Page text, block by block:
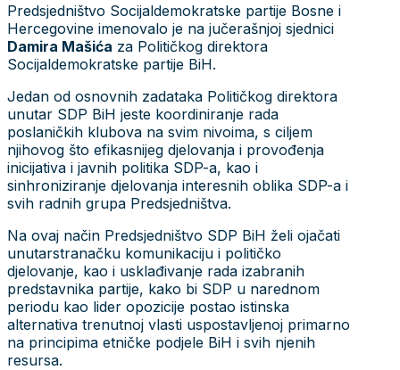
Predsjedništvo Socijaldemokratske partije Bosne i
Hercegovine imenovalo je na jučerašnjoj sjednici
Damira Mašića za Političkog direktora
Socijaldemokratske partije BiH.
Jedan od osnovnih zadataka Političkog direktora
unutar SDP BiH jeste koordiniranje rada
poslaničkih klubova na svim nivoima, s ciljem
njihovog što efikasnijeg djelovanja i provođenja
inicijativa i javnih politika SDP-a, kao i
sinhroniziranje djelovanja interesnih oblika SDP-a i
svih radnih grupa Predsjedništva.
Na ovaj način Predsjedništvo SDP BiH želi ojačati
unutarstranačku komunikaciju i političko
djelovanje, kao i usklađivanje rada izabranih
predstavnika partije, kako bi SDP u narednom
periodu kao lider opozicije postao istinska
alternativa trenutnoj vlasti uspostavljenoj primarno
na principima etničke podjele BiH i svih njenih
resursa.